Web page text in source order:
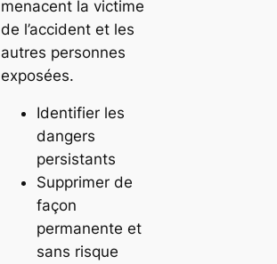
menacent la victime
de l’accident et les
autres personnes
exposées.
Identifier les
dangers
persistants
Supprimer de
façon
permanente et
sans risque